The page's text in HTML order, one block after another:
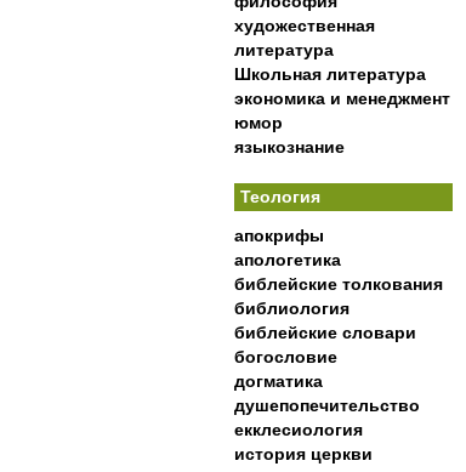
художественная
литература
Школьная литература
экономика и менеджмент
юмор
языкознание
Теология
апокрифы
апологетика
библейские толкования
библиология
библейские словари
богословие
догматика
душепопечительство
екклесиология
история церкви